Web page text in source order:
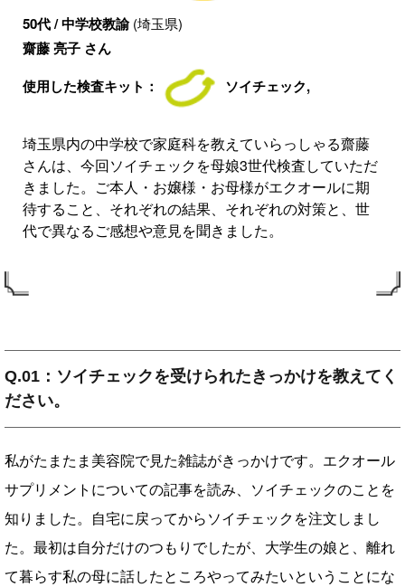
50代 / 中学校教諭(埼玉県)
齋藤 亮子 さん
使用した検査キット：
ソイチェック,
埼玉県内の中学校で家庭科を教えていらっしゃる齋藤
さんは、今回ソイチェックを母娘3世代検査していただ
きました。ご本人・お嬢様・お母様がエクオールに期
待すること、それぞれの結果、それぞれの対策と、世
代で異なるご感想や意見を聞きました。
Q.01：ソイチェックを受けられたきっかけを教えてく
ださい。
私がたまたま美容院で見た雑誌がきっかけです。エクオール
サプリメントについての記事を読み、ソイチェックのことを
知りました。自宅に戻ってからソイチェックを注文しまし
た。最初は自分だけのつもりでしたが、大学生の娘と、離れ
て暮らす私の母に話したところやってみたいということにな